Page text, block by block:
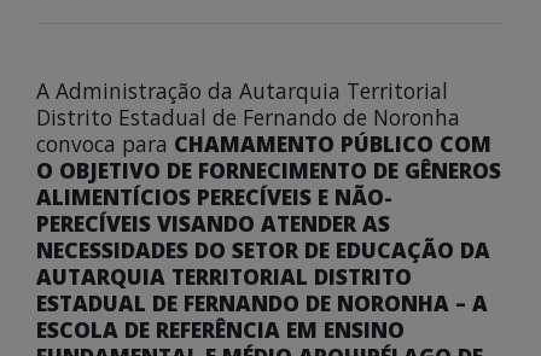
A Administração da Autarquia Territorial
Distrito Estadual de Fernando de Noronha
convoca para CHAMAMENTO PÚBLICO COM
O OBJETIVO DE FORNECIMENTO DE GÊNEROS
ALIMENTÍCIOS PERECÍVEIS E NÃO-
PERECÍVEIS VISANDO ATENDER AS
NECESSIDADES DO SETOR DE EDUCAÇÃO DA
AUTARQUIA TERRITORIAL DISTRITO
ESTADUAL DE FERNANDO DE NORONHA – A
ESCOLA DE REFERÊNCIA EM ENSINO